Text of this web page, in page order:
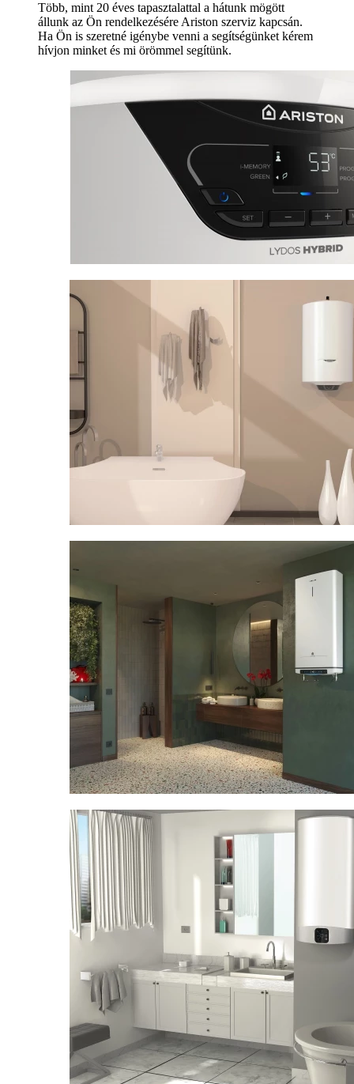
Több, mint 20 éves tapasztalattal a hátunk mögött
állunk az Ön rendelkezésére Ariston szerviz kapcsán.
Ha Ön is szeretné igénybe venni a segítségünket kérem
hívjon minket és mi örömmel segítünk.